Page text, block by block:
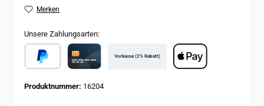
Merken
Unsere Zahlungsarten:
Vorkasse (2% Rabatt)
Produktnummer: 16204